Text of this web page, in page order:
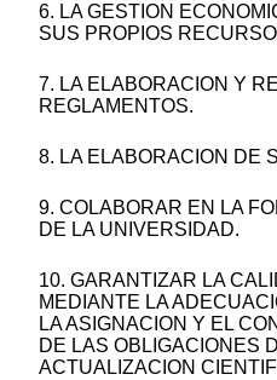
6. LA GESTION
SUS PROPIOS
7. LA ELABORACION Y
REGLAMENTOS.
8. LA ELABORACION DE
9. COLABORAR EN LA
DE LA UNIVERSIDAD.
10. GARANTIZAR LA
MEDIANTE LA
LA ASIGNACION Y EL
DE LAS OBLIGACIONES
ACTUALIZACION